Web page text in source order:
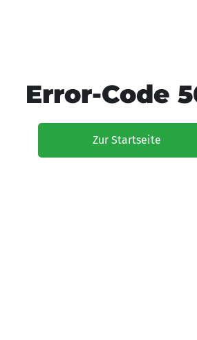
Error-Code
Zur Startseite